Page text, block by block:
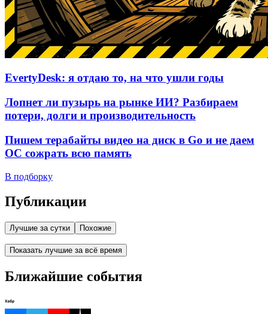
EvertyDesk: я отдаю то, на что ушли годы
Лопнет ли пузырь на рынке ИИ? Разбираем
потери, долги и производительность
Пишем терабайты видео на диск в Go и не даем
ОС сожрать всю память
В подборку
Публикации
Лучшие за сутки Похожие
Показать лучшие за всё время
Ближайшие события